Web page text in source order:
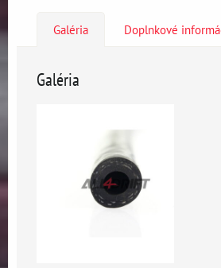
Galéria Doplnkové
Galéria